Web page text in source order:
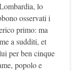
lo
osservati i
primo: ma
a sudditi, et
per ben cinque
popolo e